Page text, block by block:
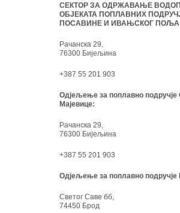
СЕКТОР ЗА ОДРЖАВАЊЕ
ОБЈЕКАТА ПОПЛАВНИХ
ПОСАВИНЕ И ИВАЊСКОГ ПОЉА
Рачанска 29,
76300 Бијељина
+387 55 201 903
Одјељење за поплавно подручје
Мајевице:
Рачанска 29,
76300 Бијељина
+387 55 201 903
Одјељење за поплавно подручје
Светог Саве бб,
74450 Брод